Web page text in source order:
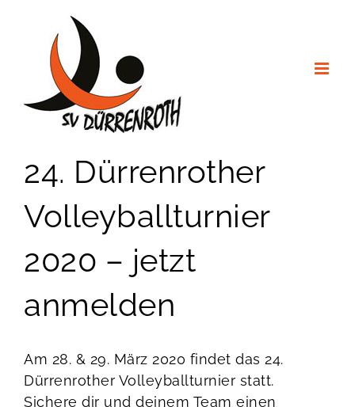
springen
24. Dürrenrother
Volleyballturnier
2020 – jetzt
anmelden
Am 28. & 29. März 2020 findet das 24.
Dürrenrother Volleyballturnier statt.
Sichere dir und deinem Team einen